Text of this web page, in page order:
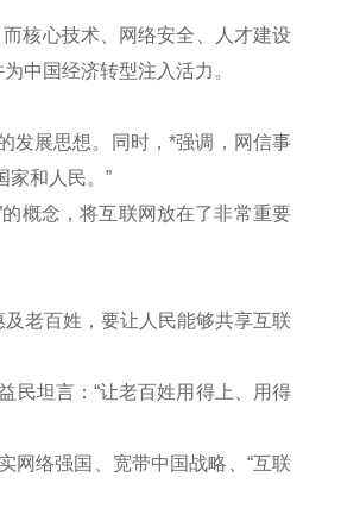
核心技术、网络安全、人才建设
中国经济转型注入活力。
展思想。同时，*强调，网信事
家和人民。”
概念，将互联网放在了非常重要
老百姓，要让人民能够共享互联
坦言：“让老百姓用得上、用得
络强国、宽带中国战略、“互联